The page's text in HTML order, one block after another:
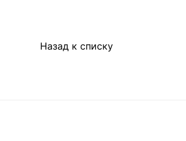
Назад к списку